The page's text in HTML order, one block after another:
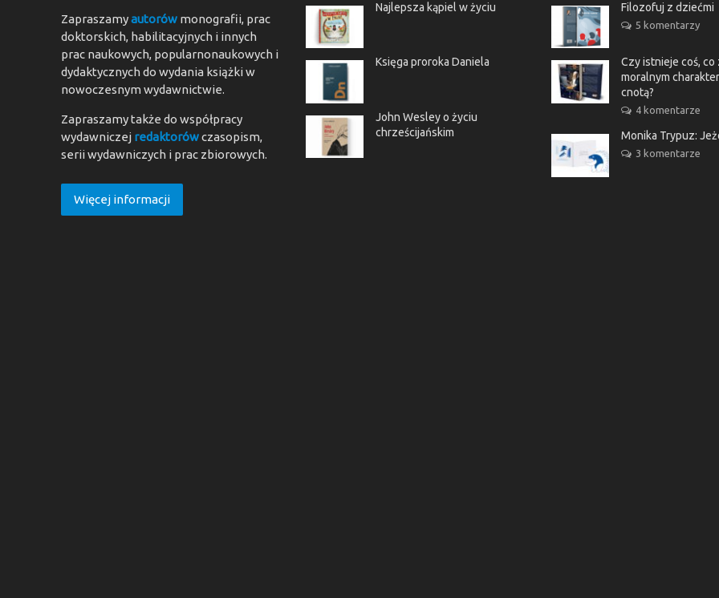
Zapraszamyautorówmonografii, prac
doktorskich, habilitacyjnych i innych
prac naukowych, popularnonaukowych i
dydaktycznych do wydania książki w
nowoczesnym wydawnictwie.
Zapraszamy także do współpracy
wydawniczej redaktorówczasopism,
serii wydawniczych i prac zbiorowych.
Więcej informacji
Najlepsza kąpiel w życiu
Księga proroka Daniela
John Wesley o życiu
chrześcijańskim
Filozofuj z dziećmi
5 komentarzy
Czy istnieje coś, co
moralnym
cnotą?
4 komentarze
Monika Trypuz:
3 komentarze